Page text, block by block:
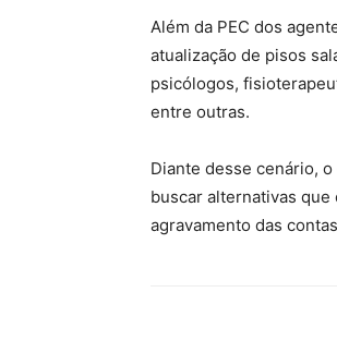
Além da PEC dos
atualização de pisos
psicólogos,
entre outras.
Diante desse cenário,
buscar alternativas
agravamento das